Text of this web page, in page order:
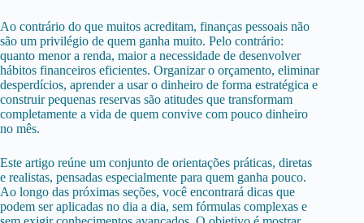
Ao contrário do que muitos acreditam, finanças pessoais não
são um privilégio de quem ganha muito. Pelo contrário:
quanto menor a renda, maior a necessidade de desenvolver
hábitos financeiros eficientes. Organizar o orçamento, eliminar
desperdícios, aprender a usar o dinheiro de forma estratégica e
construir pequenas reservas são atitudes que transformam
completamente a vida de quem convive com pouco dinheiro
no mês.
Este artigo reúne um conjunto de orientações práticas, diretas
e realistas, pensadas especialmente para quem ganha pouco.
Ao longo das próximas seções, você encontrará dicas que
podem ser aplicadas no dia a dia, sem fórmulas complexas e